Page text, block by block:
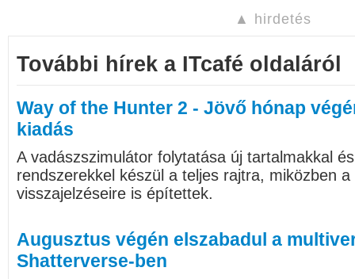
▲ hirdetés
További hírek a ITcafé oldaláról
Way of the Hunter 2 - Jövő hónap
kiadás
A vadászszimulátor folytatása új tartalmakkal
rendszerekkel készül a teljes rajtra, miközben
visszajelzéseire is építettek.
Augusztus végén elszabadul a
Shatterverse-ben